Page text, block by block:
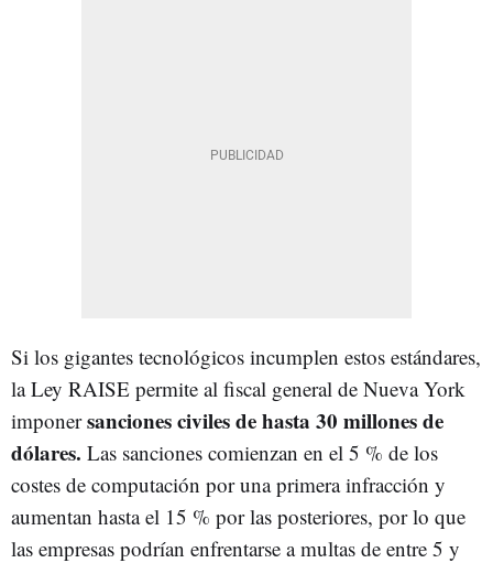
Si los gigantes tecnológicos incumplen estos estándares,
la Ley RAISE permite al fiscal general de Nueva York
imponersanciones civiles de hasta 30 millones de
dólares. Las sanciones comienzan en el 5 % de los
costes de computación por una primera infracción y
aumentan hasta el 15 % por las posteriores, por lo que
las empresas podrían enfrentarse a multas de entre 5 y